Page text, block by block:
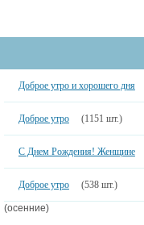
Доброе утро и хорошего дня
Доброе утро (1151 шт.)
С Днем Рождения! Женщине
Доброе утро (538 шт.)
(осенние)